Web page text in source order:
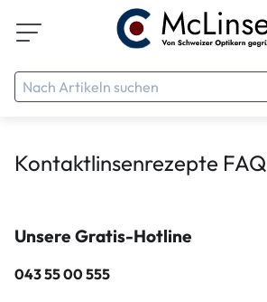
Kontaktlinsenrezepte FAQ
Unsere Gratis-Hotline
043 55 00 555